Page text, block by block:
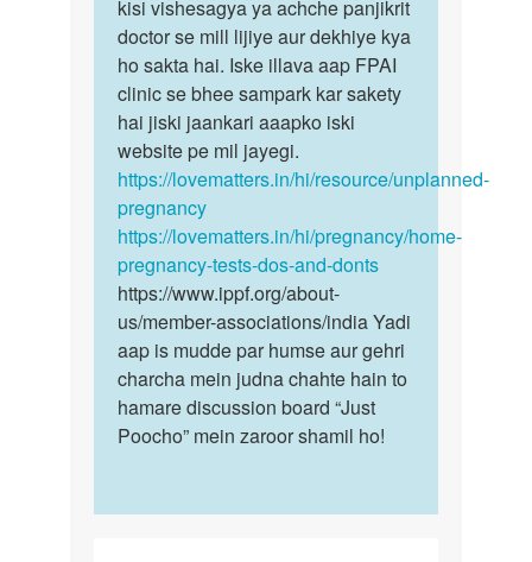
isi
paresani
me
fansa…
by
chandan
kumar
sharma
toh
aap
bhee
ek…
kisi vishesagya ya achche panjikrit
doctor se mill lijiye aur dekhiye kya
ho sakta hai. Iske illava aap FPAI
clinic se bhee sampark kar sakety
hai jiski jaankari aaapko iski
website pe mil jayegi.
https://lovematters.in/hi/resource/unplanned-
pregnancy
https://lovematters.in/hi/pregnancy/home-
pregnancy-tests-dos-and-donts
https://www.ippf.org/about-
us/member-associations/india Yadi
aap is mudde par humse aur gehri
charcha mein judna chahte hain to
hamare discussion board “Just
Poocho” mein zaroor shamil ho!